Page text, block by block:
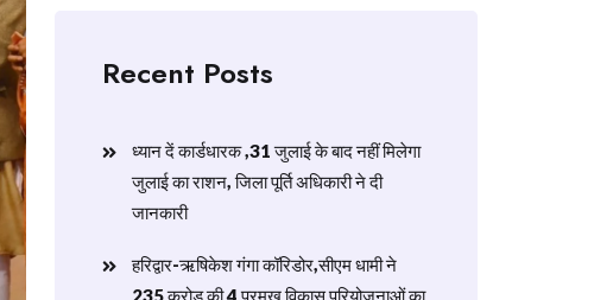
Recent Posts
ध्यान दें कार्डधारक ,31 जुलाई के बाद नहीं मिलेगा
जुलाई का राशन, जिला पूर्ति अधिकारी ने दी
जानकारी
हरिद्वार-ऋषिकेश गंगा कॉरिडोर,सीएम धामी ने
235 करोड़ की 4 प्रमुख विकास परियोजनाओं का